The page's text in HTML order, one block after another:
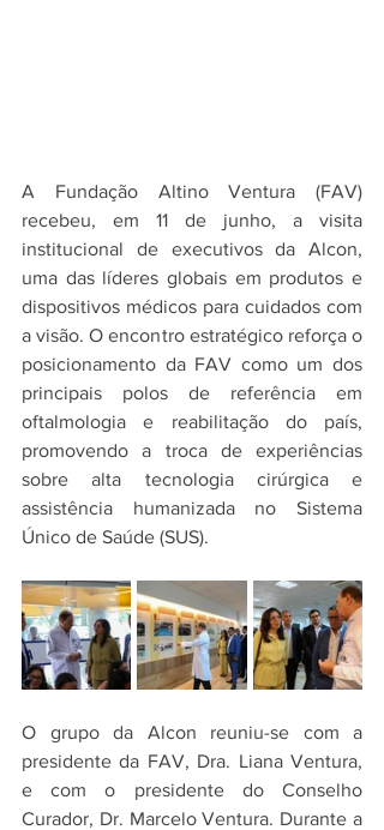
A Fundação Altino Ventura (FAV)
recebeu, em 11 de junho, a visita
institucional de executivos da Alcon,
uma das líderes globais em produtos e
dispositivos médicos para cuidados com
a visão. O encontro estratégico reforça o
posicionamento da FAV como um dos
principais polos de referência em
oftalmologia e reabilitação do país,
promovendo a troca de experiências
sobre alta tecnologia cirúrgica e
assistência humanizada no Sistema
Único de Saúde (SUS).
O grupo da Alcon reuniu-se com a
presidente da FAV, Dra. Liana Ventura,
e com o presidente do Conselho
Curador, Dr. Marcelo Ventura. Durante a